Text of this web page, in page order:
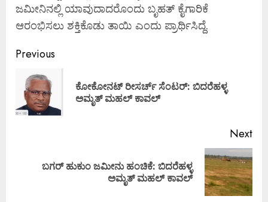
ಜಮೀನಿನಲ್ಲಿ ಯಾವುದಾದರೊಂದು ಬೃಹತ್ ಕೈಗಾರಿಕೆ
ಆರಂಭಿಸಲು ಶಕ್ತಿಕೊಡು ತಾಯಿ ಎಂದು ಪ್ರಾರ್ಥಿಸಿದ್ದೆ.
Previous
ಕೋಕೋನಟ್ ರೀಸರ್ಚ್ ಸೆಂಟರ್: ಬಿದರೆಹಳ್ಳ
ಅಮೃತ್ ಮಹಲ್ ಕಾವಲ್
Next
ಬಗರ್ ಹುಕುಂ ಜಮೀನು ಹಂಚಿಕೆ: ಬಿದರೆಹಳ್ಳ
ಅಮೃತ್ ಮಹಲ್ ಕಾವಲ್